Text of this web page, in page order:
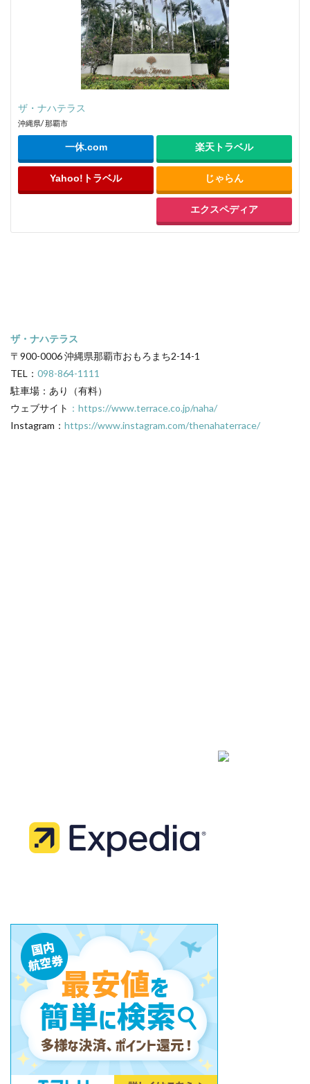
ザ・ナハテラス
沖縄県/ 那覇市
一休.com 楽天トラベル
Yahoo!トラベル じゃらん
エクスペディア
ザ・ナハテラス
〒900-0006 沖縄県那覇市おもろまち2-14-1
TEL： 098-864-1111
駐車場：あり（有料）
ウェブサイト ： https://www.terrace.co.jp/naha/
Instagram： https://www.instagram.com/thenahaterrace/